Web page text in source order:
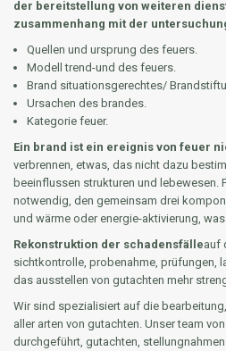
der bereitstellung von weiteren
zusammenhang mit der
Quellen und ursprung des feuers.
Modell trend-und des feuers.
Brand situationsgerechtes/
Ursachen des brandes.
Kategorie feuer.
Ein brand ist ein ereignis von feuer
verbrennen, etwas, das nicht dazu
beeinflussen strukturen und lebewesen.
notwendig, den gemeinsam drei
und wärme oder energie-aktivierung,
Rekonstruktion der schadensfälleauf
sichtkontrolle, probenahme, prüfungen,
das ausstellen von gutachten mehr
Wir sind spezialisiert auf die
aller arten von gutachten. Unser team
durchgeführt, gutachten,